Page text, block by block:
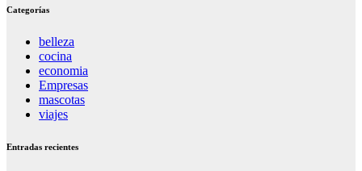
Categorías
belleza
cocina
economia
Empresas
mascotas
viajes
Entradas recientes